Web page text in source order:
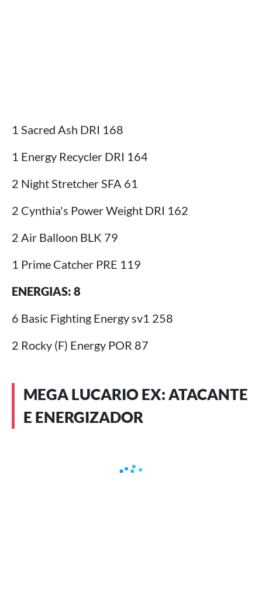
1 Sacred Ash DRI 168
1 Energy Recycler DRI 164
2 Night Stretcher SFA 61
2 Cynthia's Power Weight DRI 162
2 Air Balloon BLK 79
1 Prime Catcher PRE 119
ENERGIAS: 8
6 Basic Fighting Energy sv1 258
2 Rocky (F) Energy POR 87
MEGA LUCARIO EX: ATACANTE
E ENERGIZADOR